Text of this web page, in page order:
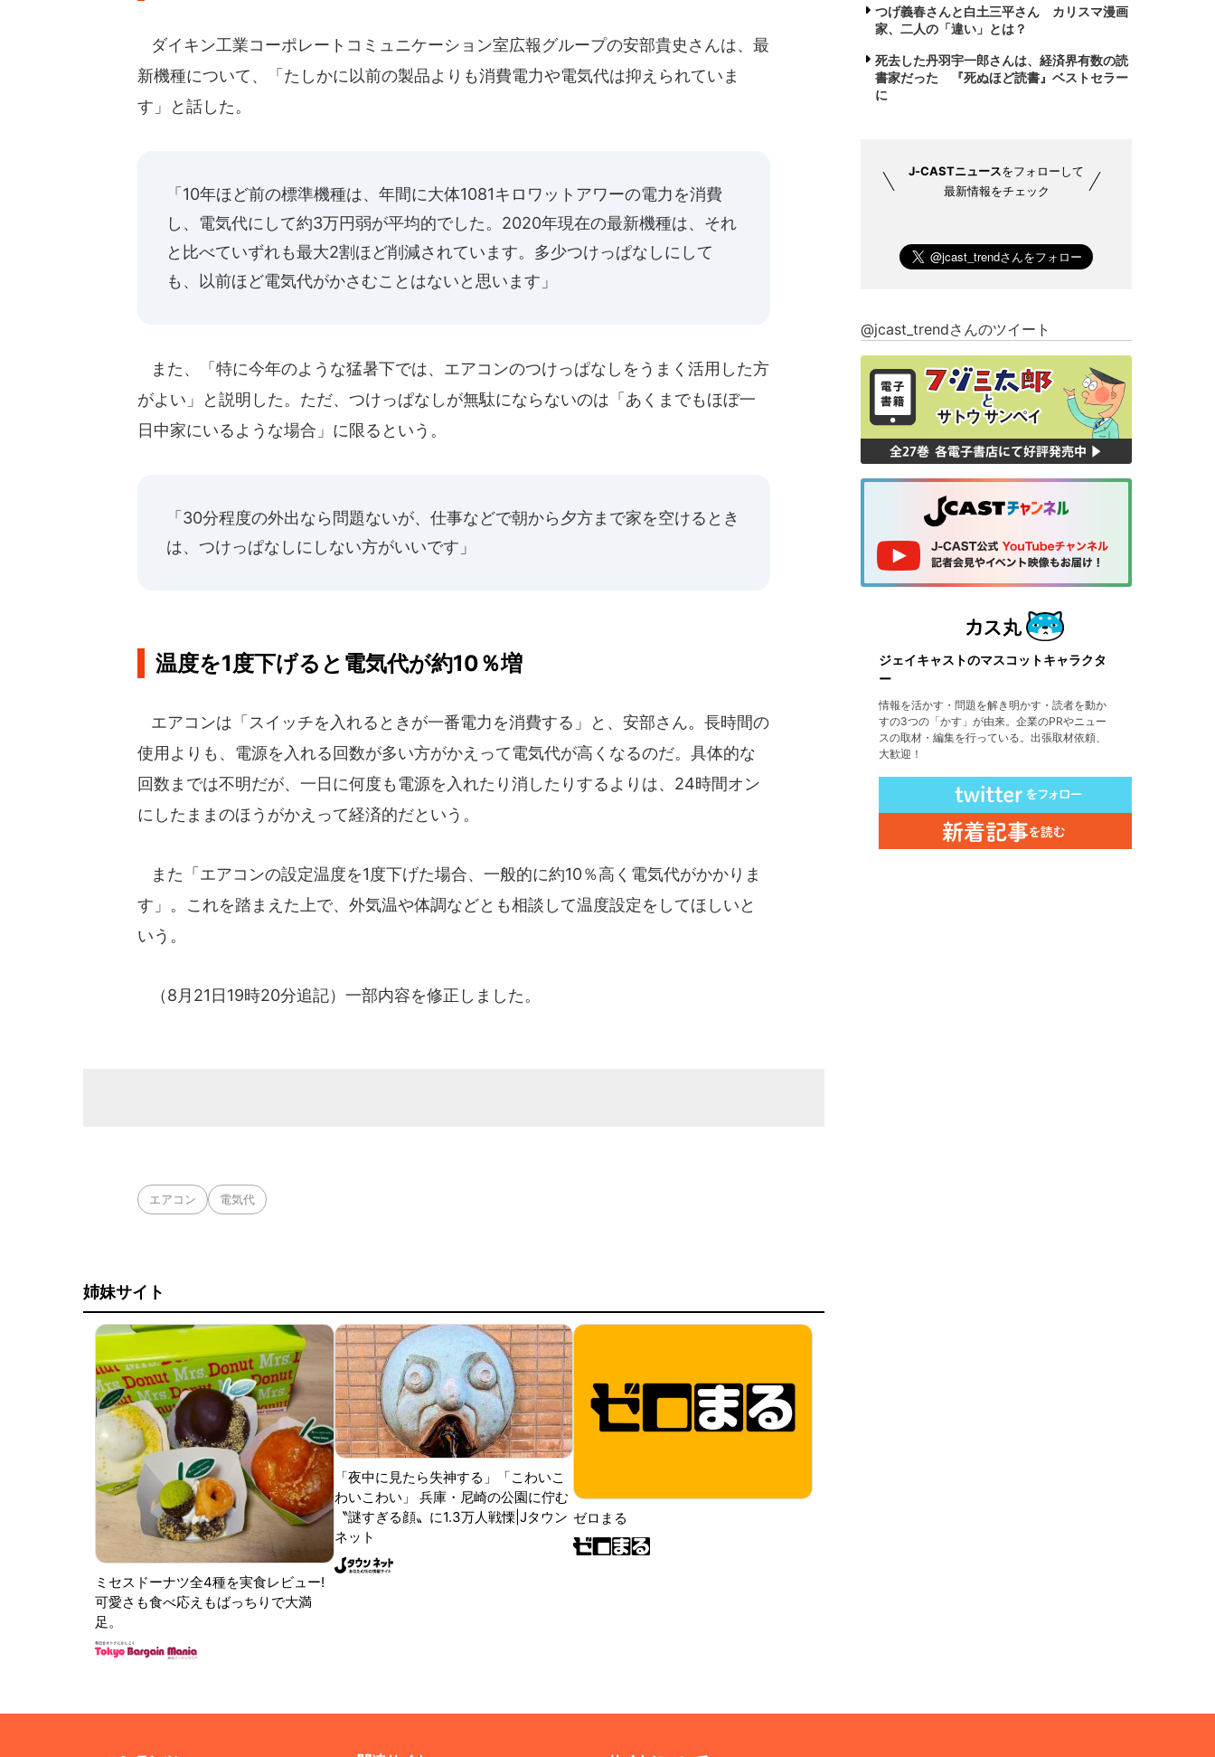
ダイキン工業コーポレートコミュニケーション室広報グループの安部貴史さんは、最
新機種について、「たしかに以前の製品よりも消費電力や電気代は抑えられていま
す」と話した。
「10年ほど前の標準機種は、年間に大体1081キロワットアワーの電力を消費
し、電気代にして約3万円弱が平均的でした。2020年現在の最新機種は、それ
と比べていずれも最大2割ほど削減されています。多少つけっぱなしにして
も、以前ほど電気代がかさむことはないと思います」
また、「特に今年のような猛暑下では、エアコンのつけっぱなしをうまく活用した方
がよい」と説明した。ただ、つけっぱなしが無駄にならないのは「あくまでもほぼ一
日中家にいるような場合」に限るという。
「30分程度の外出なら問題ないが、仕事などで朝から夕方まで家を空けるとき
は、つけっぱなしにしない方がいいです」
温度を1度下げると電気代が約10％増
エアコンは「スイッチを入れるときが一番電力を消費する」と、安部さん。長時間の
使用よりも、電源を入れる回数が多い方がかえって電気代が高くなるのだ。具体的な
回数までは不明だが、一日に何度も電源を入れたり消したりするよりは、24時間オン
にしたままのほうがかえって経済的だという。
また「エアコンの設定温度を1度下げた場合、一般的に約10％高く電気代がかかりま
す」。これを踏まえた上で、外気温や体調などとも相談して温度設定をしてほしいと
いう。
（8月21日19時20分追記）一部内容を修正しました。
エアコン 電気代
姉妹サイト
ミセスドーナツ全4種を実食レビュー!
可愛さも食べ応えもばっちりで大満
足。
「夜中に見たら失神する」「こわいこ
わいこわい」 兵庫・尼崎の公園に佇む
〝謎すぎる顔〟に1.3万人戦慄|Jタウン
ネット
ゼロまる
つげ義春さんと白土三平さん カリスマ漫画
家、二人の「違い」とは？
死去した丹羽宇一郎さんは、経済界有数の読
書家だった 『死ぬほど読書』ベストセラー
に
J-CASTニュースをフォローして
最新情報をチェック
@jcast_trendさんのツイート
ジェイキャストのマスコットキャラクタ
ー
情報を活かす・問題を解き明かす・読者を動か
すの3つの「かす」が由来。企業のPRやニュー
スの取材・編集を行っている。出張取材依頼、
大歓迎！